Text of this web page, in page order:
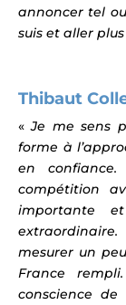
annoncer tel
suis et aller
Thibaut
«Je me sens
forme à
en
compétition
importante
mesurer un
France
conscience de